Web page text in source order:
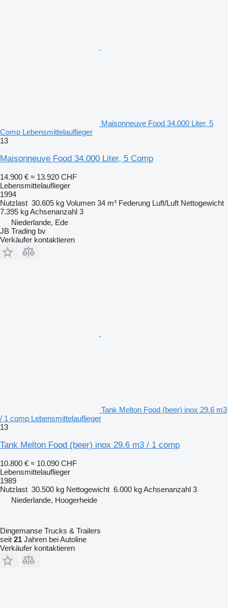
Maisonneuve Food 34.000 Liter, 5
Comp Lebensmittelauflieger
13
Maisonneuve Food 34.000 Liter, 5 Comp
14.900 € ≈ 13.920 CHF
Lebensmittelauflieger
1994
Nutzlast 30.605 kg Volumen 34 m³ Federung Luft/Luft Nettogewicht
7.395 kgAchsenanzahl 3
Niederlande, Ede
JB Trading bv
Verkäufer kontaktieren
Tank Melton Food (beer) inox 29.6 m3
/ 1 comp Lebensmittelauflieger
13
Tank Melton Food (beer) inox 29.6 m3 / 1 comp
10.800 € ≈ 10.090 CHF
Lebensmittelauflieger
1989
Nutzlast 30.500 kg Nettogewicht 6.000 kgAchsenanzahl 3
Niederlande, Hoogerheide
Dingemanse Trucks & Trailers
seit 21 Jahren bei Autoline
Verkäufer kontaktieren